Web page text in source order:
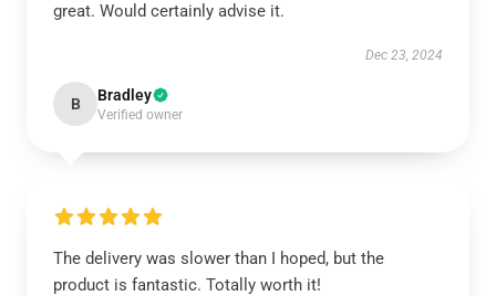
great. Would certainly advise it.
Dec 23, 2024
B Bradley
Verified owner
The delivery was slower than I hoped, but the
product is fantastic. Totally worth it!